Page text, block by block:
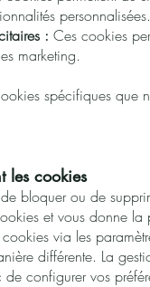
personnalisées.
: Ces cookies
marketing.
spécifiques
les cookies
bloquer ou de
et vous donne
via les
différente. La
configurer vos